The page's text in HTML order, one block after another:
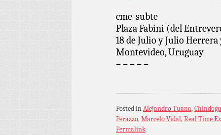
cme-subte
Plaza Fabini (del
18 de Julio y Julio Herrera
Montevideo, Uruguay
– – – – –
Posted inAlejandro Tuana,Chindogu
Perazzo,Marcelo Vidal,Real Time
Permalink